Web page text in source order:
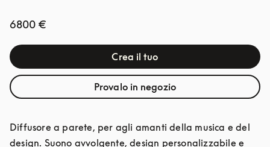
6800 €
Crea il tuo
Provalo in negozio
Diffusore a parete, per agli amanti della musica e del
design. Suono avvolgente, design personalizzabile e